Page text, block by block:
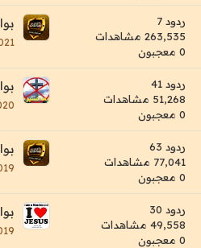
ردود 7
263,535 مشاهدات
0 معجبون
ردود 41
51,268 مشاهدات
0 معجبون
ردود 63
77,041 مشاهدات
0 معجبون
ردود 30
49,558 مشاهدات
0 معجبون